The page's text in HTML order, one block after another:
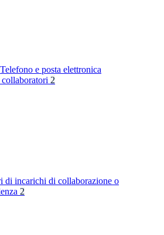
Telefono e posta elettronica
2
di incarichi di collaborazione o
2